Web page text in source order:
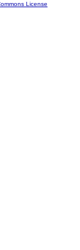
License